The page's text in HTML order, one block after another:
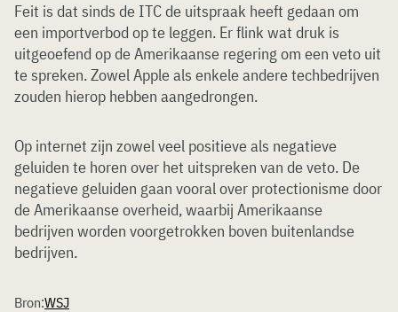
Feit is dat sinds de ITC de uitspraak heeft gedaan om
een importverbod op te leggen. Er flink wat druk is
uitgeoefend op de Amerikaanse regering om een veto uit
te spreken. Zowel Apple als enkele andere techbedrijven
zouden hierop hebben aangedrongen.
Op internet zijn zowel veel positieve als negatieve
geluiden te horen over het uitspreken van de veto. De
negatieve geluiden gaan vooral over protectionisme door
de Amerikaanse overheid, waarbij Amerikaanse
bedrijven worden voorgetrokken boven buitenlandse
bedrijven.
Bron:WSJ